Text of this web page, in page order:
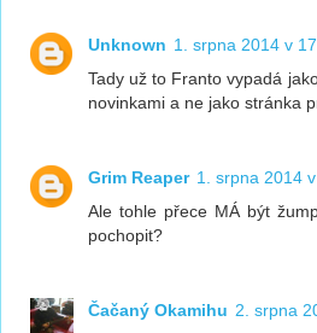
Unknown 1. srpna 2014 v
Tady už to Franto vypadá
novinkami a ne jako stránka
Grim Reaper 1. srpna 2014
Ale tohle přece MÁ být
pochopit?
Čačaný Okamihu 2. srpna